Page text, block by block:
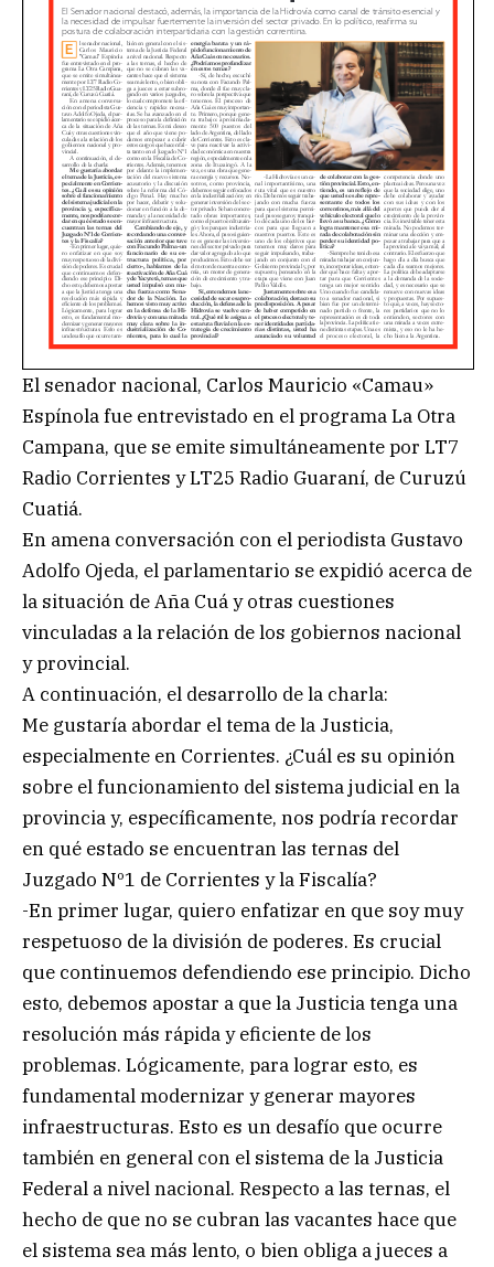
El senador nacional, Carlos Mauricio «Camau»
Espínola fue entrevistado en el programa La Otra
Campana, que se emite simultáneamente por LT7
Radio Corrientes y LT25 Radio Guaraní, de Curuzú
Cuatiá.
En amena conversación con el periodista Gustavo
Adolfo Ojeda, el parlamentario se expidió acerca de
la situación de Aña Cuá y otras cuestiones
vinculadas a la relación de los gobiernos nacional
y provincial.
A continuación, el desarrollo de la charla:
Me gustaría abordar el tema de la Justicia,
especialmente en Corrientes. ¿Cuál es su opinión
sobre el funcionamiento del sistema judicial en la
provincia y, específicamente, nos podría recordar
en qué estado se encuentran las ternas del
Juzgado Nº1 de Corrientes y la Fiscalía?
-En primer lugar, quiero enfatizar en que soy muy
respetuoso de la división de poderes. Es crucial
que continuemos defendiendo ese principio. Dicho
esto, debemos apostar a que la Justicia tenga una
resolución más rápida y eficiente de los
problemas. Lógicamente, para lograr esto, es
fundamental modernizar y generar mayores
infraestructuras. Esto es un desafío que ocurre
también en general con el sistema de la Justicia
Federal a nivel nacional. Respecto a las ternas, el
hecho de que no se cubran las vacantes hace que
el sistema sea más lento, o bien obliga a jueces a